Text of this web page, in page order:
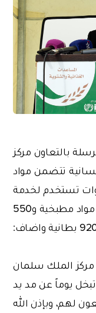
بالتعاون مركز
تتضمن مواد
تستخدم لخدمة
الأطفال الصغار والرضّع، إضافة إلى مواد مطبخية و550
مركز الملك سلمان
تبخل يوماً عن مد يد
لهم، وبإذن الله